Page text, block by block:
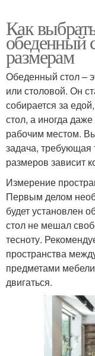
Как
обеденный
размерам
Обеденный стол –
или столовой. Он
собирается за
стол, а иногда
рабочим местом.
задача, требующая
размеров зависит
Измерение
Первым делом
будет установлен
стол не мешал
тесноту.
пространства
предметами
двигаться.